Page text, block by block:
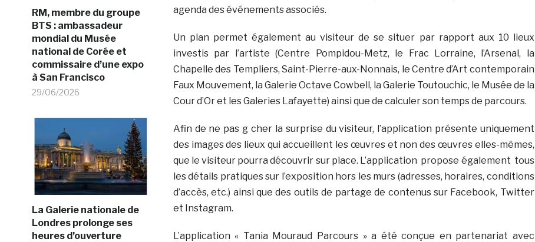
RM, membre du groupe
BTS : ambassadeur
mondial du Musée
national de Corée et
commissaire d’une expo
à San Francisco
29/06/2026
La Galerie nationale de
Londres prolonge ses
heures d’ouverture
agenda des événements associés.
Un plan permet également au visiteur de se situer par rapport aux 10 lieux
investis par l’artiste (Centre Pompidou-Metz, le Frac Lorraine, l’Arsenal, la
Chapelle des Templiers, Saint-Pierre-aux-Nonnais, le Centre d’Art contemporain
Faux Mouvement, la Galerie Octave Cowbell, la Galerie Toutouchic, le Musée de la
Cour d’Or et les Galeries Lafayette) ainsi que de calculer son temps de parcours.
Afin de ne pas g cher la surprise du visiteur, l’application présente uniquement
des images des lieux qui accueillent les œuvres et non des œuvres elles-mêmes,
que le visiteur pourra découvrir sur place. L’application propose également tous
les détails pratiques sur l’exposition hors les murs (adresses, horaires, conditions
d’accès, etc.) ainsi que des outils de partage de contenus sur Facebook, Twitter
et Instagram.
L’application « Tania Mouraud Parcours » a été conçue en partenariat avec